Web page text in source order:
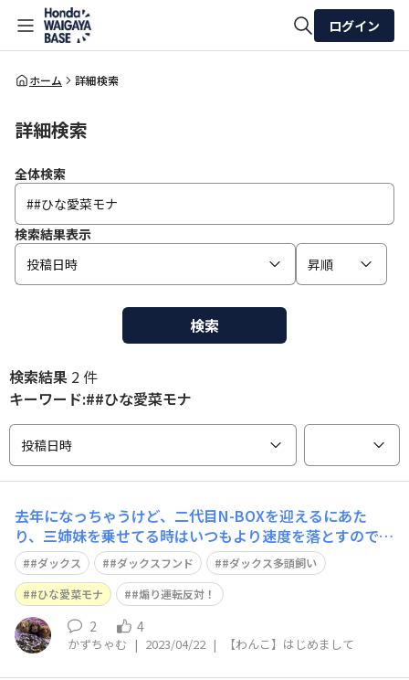
全体検索
ログイン
ホーム 詳細検索
詳細検索
全体検索
検索結果表示
投稿日時
昇順
検索
検索結果 2 件
キーワード:##ひな愛菜モナ
投稿日時
去年になっちゃうけど、二代目N-BOXを迎えるにあた
り、三姉妹を乗せてる時はいつもより速度を落とすので、
煽られないようにステッカーを作って貰いました🙌✨ 最
初は気になるのか、近付いてくる車も多いけど…💦 お陰
で煽られず三姉妹の為の安全運転もできてます✌️✨ とゆー
か その前に煽り運転反対ですけどね
#ダックス #ダックスフンド
#ダックス多頭飼い
#ひな愛菜モナ
#煽り運転反対！
2 4
かずちゃむ | 2023/04/22 | 【わんこ】はじめまして